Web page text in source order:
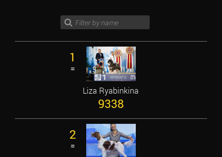
1
=
Liza Ryabinkina
9338
2
=